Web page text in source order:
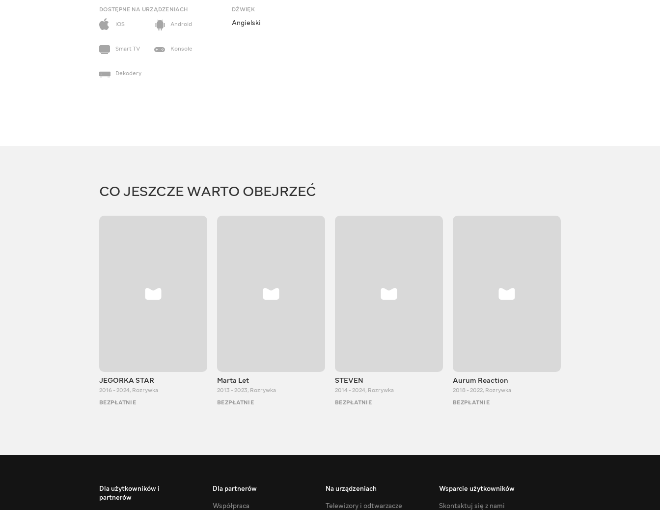
DOSTĘPNE NA URZĄDZENIACH
iOS
Android
Smart TV Konsole
Dekodery
DŹWIĘK
Angielski
CO JESZCZE WARTO OBEJRZEĆ
JEGORKA STAR
2016 - 2024, Rozrywka
BEZPŁATNIE
Marta Let
2013 - 2023, Rozrywka
BEZPŁATNIE
STEVEN
2014 - 2024, Rozrywka
BEZPŁATNIE
Aurum Reaction
2018 - 2022, Rozrywka
BEZPŁATNIE
Dla użytkowników i
partnerów
Dla partnerów
Współpraca
Na urządzeniach
Telewizory i odtwarzacze
Wsparcie użytkowników
Skontaktuj się z nami